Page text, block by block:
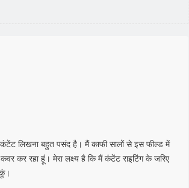
लिखना बहुत पसंद है। मैं काफी सालों से इस फील्ड में
कर रहा हूं। मेरा लक्ष्य है कि मैं कंटेंट राइटिंग के जरिए